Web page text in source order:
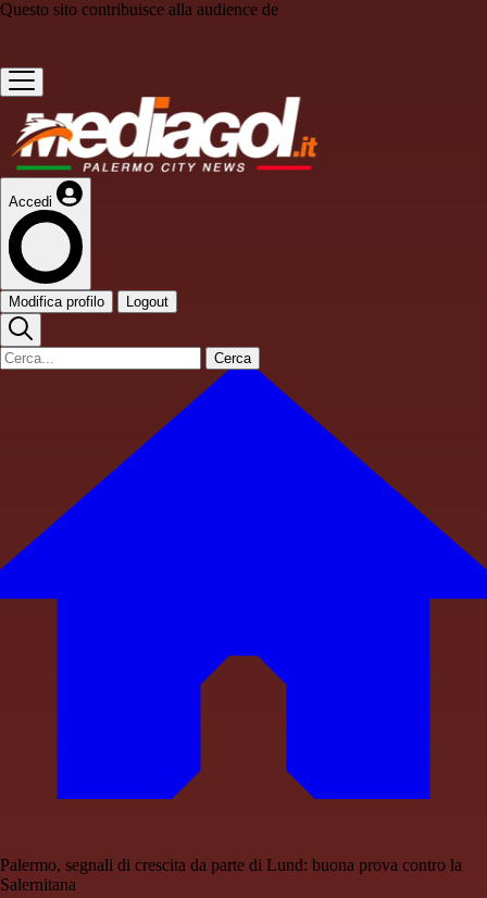
Questo sito contribuisce alla audience de
Accedi
Modifica profilo Logout
Cerca
Palermo, segnali di crescita da parte di Lund: buona prova contro la
Salernitana